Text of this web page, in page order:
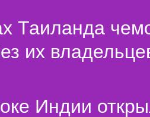
Таиланда
их
Индии